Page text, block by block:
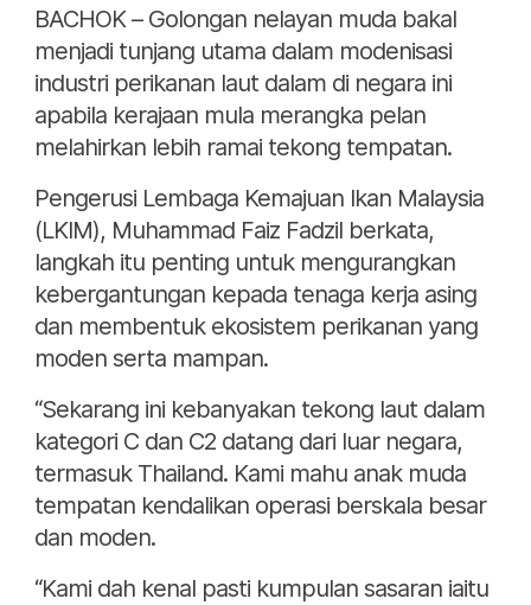
BACHOK – Golongan nelayan muda bakal
menjadi tunjang utama dalam modenisasi
industri perikanan laut dalam di negara ini
apabila kerajaan mula merangka pelan
melahirkan lebih ramai tekong tempatan.
Pengerusi Lembaga Kemajuan Ikan Malaysia
(LKIM), Muhammad Faiz Fadzil berkata,
langkah itu penting untuk mengurangkan
kebergantungan kepada tenaga kerja asing
dan membentuk ekosistem perikanan yang
moden serta mampan.
“Sekarang ini kebanyakan tekong laut dalam
kategori C dan C2 datang dari luar negara,
termasuk Thailand. Kami mahu anak muda
tempatan kendalikan operasi berskala besar
dan moden.
“Kami dah kenal pasti kumpulan sasaran iaitu